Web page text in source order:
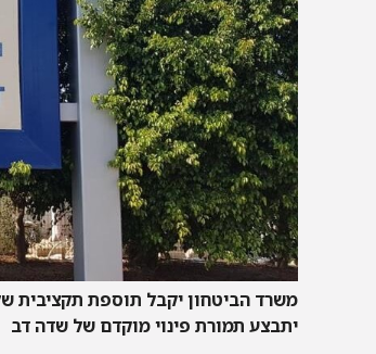
משרד הביטחון יקבל תוספת תקציבית
יתבצע תמורת פינוי מוקדם של שדה דב